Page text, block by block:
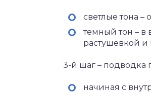
светлые тона
темный тон – в
растушевкой и
3-й шаг – подводка
начиная с